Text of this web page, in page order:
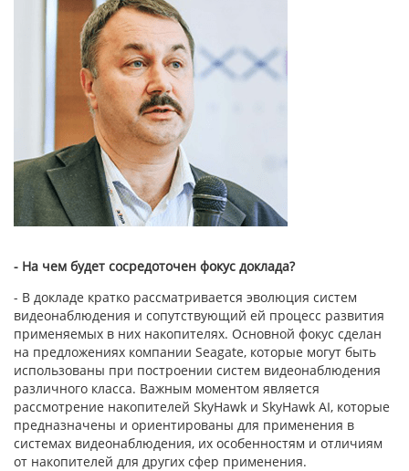
- На чем будет сосредоточен фокус доклада?
- В докладе кратко рассматривается эволюция систем
видеонаблюдения и сопутствующий ей процесс развития
применяемых в них накопителях. Основной фокус сделан
на предложениях компании Seagate, которые могут быть
использованы при построении систем видеонаблюдения
различного класса. Важным моментом является
рассмотрение накопителей SkyHawk и SkyHawk AI, которые
предназначены и ориентированы для применения в
системах видеонаблюдения, их особенностям и отличиям
от накопителей для других сфер применения.